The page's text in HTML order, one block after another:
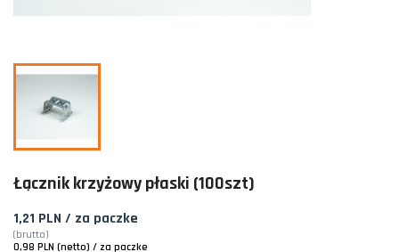
Łącznik krzyżowy płaski (100szt)
1,21 PLN / za paczke
(brutto)
0,98 PLN (netto) / za paczke